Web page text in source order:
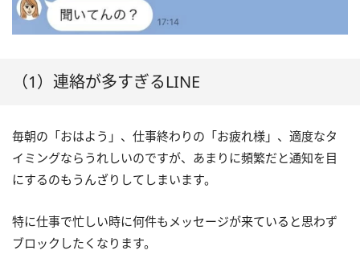
（1）連絡が多すぎるLINE
毎朝の「おはよう」、仕事終わりの「お疲れ様」、適度なタ
イミングならうれしいのですが、あまりに頻繁だと通知を目
にするのもうんざりしてしまいます。
特に仕事で忙しい時に何件もメッセージが来ていると思わず
ブロックしたくなります。